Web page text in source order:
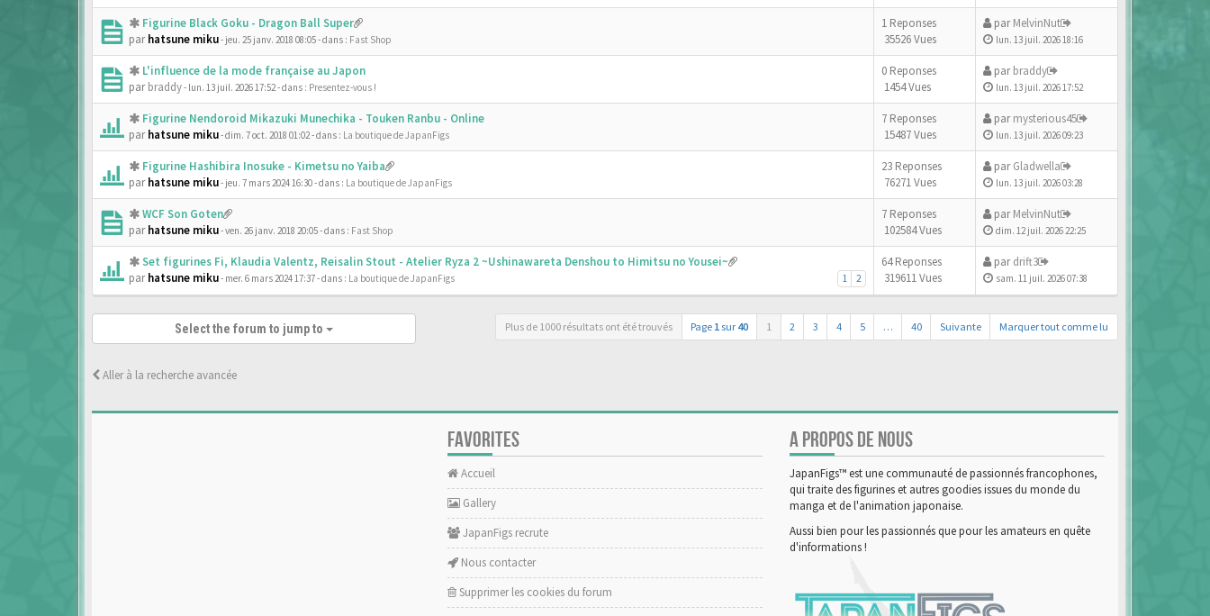
Figurine Black Goku - Dragon Ball Super
parhatsune miku- jeu. 25 janv. 2018 08:05- dans : Fast Shop
1 Reponses
35526 Vues
parMelvinNut
lun. 13 juil. 2026 18:16
L'influence de la mode française au Japon
parbraddy- lun. 13 juil. 2026 17:52- dans : Presentez-vous !
0 Reponses
1454 Vues
parbraddy
lun. 13 juil. 2026 17:52
Figurine Nendoroid Mikazuki Munechika - Touken Ranbu - Online
parhatsune miku- dim. 7 oct. 2018 01:02- dans : La boutique de JapanFigs
7 Reponses
15487 Vues
parmysterious45
lun. 13 juil. 2026 09:23
Figurine Hashibira Inosuke - Kimetsu no Yaiba
parhatsune miku- jeu. 7 mars 2024 16:30- dans : La boutique de JapanFigs
23 Reponses
76271 Vues
parGladwella
lun. 13 juil. 2026 03:28
WCF Son Goten
parhatsune miku- ven. 26 janv. 2018 20:05- dans : Fast Shop
7 Reponses
102584 Vues
parMelvinNut
dim. 12 juil. 2026 22:25
Set figurines Fi, Klaudia Valentz, Reisalin Stout - Atelier Ryza 2 ~Ushinawareta Denshou to Himitsu no Yousei~
1 2
parhatsune miku- mer. 6 mars 2024 17:37- dans : La boutique de JapanFigs
64 Reponses
319611 Vues
pardrift3
sam. 11 juil. 2026 07:38
Plus de 1000 résultats ont été trouvés Page 1 sur 40 1 2 3 4 5 … 40 Suivante Marquer tout comme lu
Select the forum to jump to
Aller à la recherche avancée
FAVORITES
Accueil
Gallery
JapanFigs recrute
Nous contacter
Supprimer les cookies du forum
A PROPOS DE NOUS
JapanFigs™ est une communauté de passionnés francophones,
qui traite des figurines et autres goodies issues du monde du
manga et de l'animation japonaise.
Aussi bien pour les passionnés que pour les amateurs en quête
d'informations !